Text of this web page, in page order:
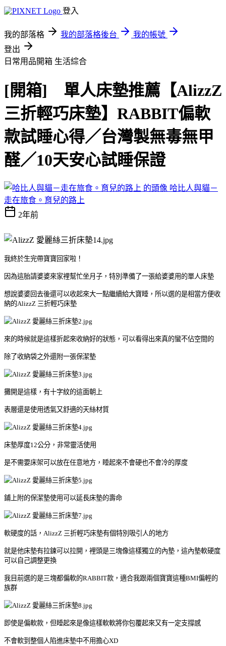
登入
我的部落格 我的部落格後台
我的帳號
登出
日常用品開箱 生活綜合
[開箱] 單人床墊推薦【AlizzZ
三折輕巧床墊】RABBIT偏軟
款試睡心得／台灣製無毒無甲
醛／10天安心試睡保證
哈比人與貓－
走在旅食。育兒的路上
2年前
我終於生完帶寶寶回家啦！
因為這胎請婆婆來家裡幫忙坐月子，特別準備了一張給婆婆用的單人床墊
想說婆婆回去後還可以收起來大一點繼續給大寶睡，所以選的是相當方便收
納的AlizzZ 三折輕巧床墊
來的時候就是這樣折起來收納好的狀態，可以看得出來真的蠻不佔空間的
除了收納袋之外還附一張保潔墊
攤開是這樣，有十字紋的這面朝上
表層還是使用透氣又舒適的天絲材質
床墊厚度12公分，非常靈活使用
是不需要床架可以放在任意地方，睡起來不會硬也不會冷的厚度
鋪上附的保潔墊使用可以延長床墊的壽命
軟硬度的話，AlizzZ 三折輕巧床墊有個特別吸引人的地方
就是他床墊有拉鍊可以拉開，裡頭是三塊像這樣獨立的內墊，這內墊軟硬度
可以自己調整更換
我目前選的是三塊都偏軟的RABBIT款，適合我跟兩個寶寶這種BMI偏輕的
族群
即使是偏軟款，但睡起來是像這樣軟軟將你包覆起來又有一定支撐感
不會軟到整個人陷進床墊中不用擔心XD